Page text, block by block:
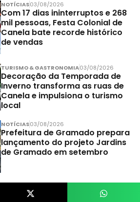
NOTÍCIAS03/08/2026
Com 17 dias ininterruptos e 268
mil pessoas, Festa Colonial de
Canela bate recorde histórico
de vendas
TURISMO & GASTRONOMIA03/08/2026
Decoração da Temporada de
Inverno transforma as ruas de
Canela e impulsiona o turismo
local
NOTÍCIAS03/08/2026
Prefeitura de Gramado prepara
lançamento do projeto Jardins
de Gramado em setembro